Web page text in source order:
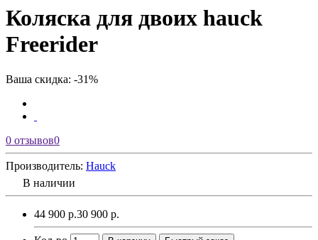
Коляска для двоих hauck
Freerider
Ваша скидка: -31%
0 отзывов0
Производитель: Hauck
В наличии
44 900 р.30 900 р.